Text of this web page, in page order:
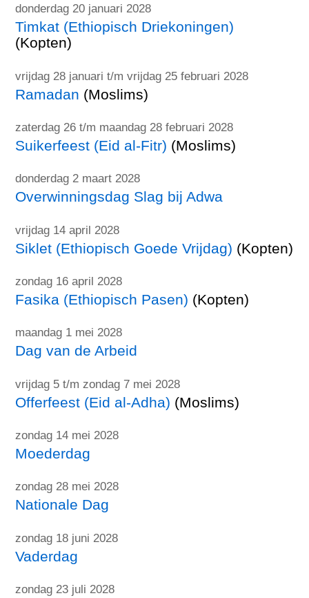
donderdag 20 januari 2028
Timkat (Ethiopisch Driekoningen)
(Kopten)
vrijdag 28 januari t/m vrijdag 25 februari 2028
Ramadan (Moslims)
zaterdag 26 t/m maandag 28 februari 2028
Suikerfeest (Eid al-Fitr) (Moslims)
donderdag 2 maart 2028
Overwinningsdag Slag bij Adwa
vrijdag 14 april 2028
Siklet (Ethiopisch Goede Vrijdag) (Kopten)
zondag 16 april 2028
Fasika (Ethiopisch Pasen) (Kopten)
maandag 1 mei 2028
Dag van de Arbeid
vrijdag 5 t/m zondag 7 mei 2028
Offerfeest (Eid al-Adha) (Moslims)
zondag 14 mei 2028
Moederdag
zondag 28 mei 2028
Nationale Dag
zondag 18 juni 2028
Vaderdag
zondag 23 juli 2028